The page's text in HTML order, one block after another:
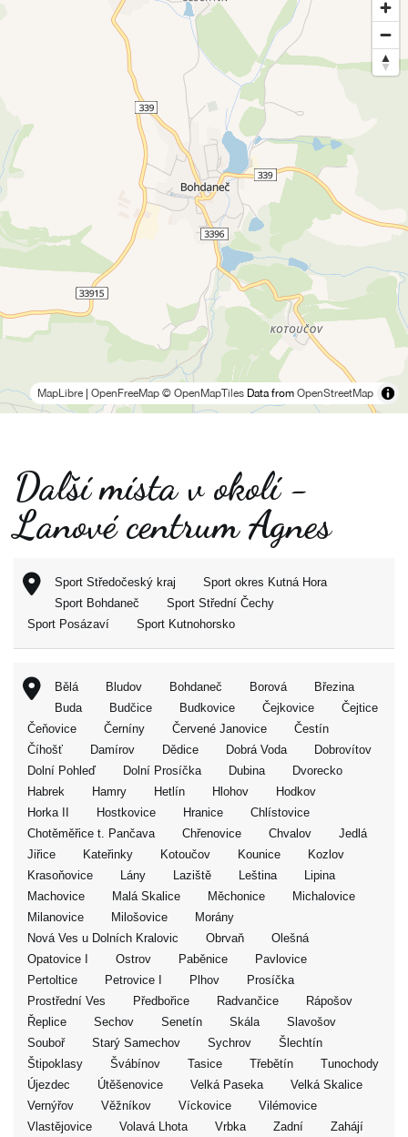
MapLibre OpenFreeMap © OpenMapTiles Data from OpenStreetMap
Další místa v okolí -
Lanové centrum Agnes
Sport Středočeský kraj
Sport okres Kutná Hora
Sport Bohdaneč
Sport Střední Čechy
Sport Posázaví
Sport Kutnohorsko
Bělá Bludov Bohdaneč Borová
Březina
Buda
Budčice Budkovice Čejkovice
Čejtice
Čeňovice
Černíny Červené Janovice
Čestín
Číhošť
Damírov Dědice Dobrá Voda
Dobrovítov
Dolní Pohleď
Dolní Prosíčka Dubina
Dvorecko
Habrek
Hamry Hetlín Hlohov
Hodkov
Horka II
Hostkovice Hranice
Chlístovice
Chotěměřice t. Pančava
Chřenovice Chvalov
Jedlá
Jiřice
Kateřinky Kotoučov Kounice
Kozlov
Krasoňovice
Lány Laziště Leština
Lipina
Machovice
Malá Skalice Měchonice
Michalovice
Milanovice
Milošovice
Morány
Nová Ves u Dolních Kralovic
Obrvaň
Olešná
Opatovice I
Ostrov Paběnice
Pavlovice
Pertoltice
Petrovice I Plhov
Prosíčka
Prostřední Ves
Předbořice Radvančice
Rápošov
Řeplice
Sechov Senetín Skála
Slavošov
Souboř
Starý Samechov Sychrov
Šlechtín
Štipoklasy
Švábínov Tasice Třebětín
Tunochody
Újezdec
Útěšenovice Velká Paseka
Velká Skalice
Vernýřov
Věžníkov Víckovice
Vilémovice
Vlastějovice
Volavá Lhota Vrbka Zadní Zahájí